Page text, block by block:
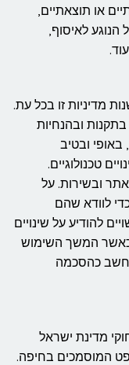
או תוצאתיים,
הנוגע לאיסוף,
מדיניות זו בכל עת.
ובהנחיות
באופי ובטיב
טכנולוגיים.
ובשירות. על
לוודא שהם
להודיע על שינויים
כאשר המשך השימוש
כהסכמה
מדינת ישראל
המוסמכים בחיפה.